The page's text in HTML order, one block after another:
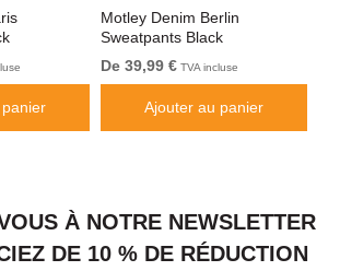
Motley Denim Berlin
Sweatpants Black
De 39,99 € TVA incluse
Ajouter au panier
À NOTRE NEWSLETTER
DE 10 % DE RÉDUCTION